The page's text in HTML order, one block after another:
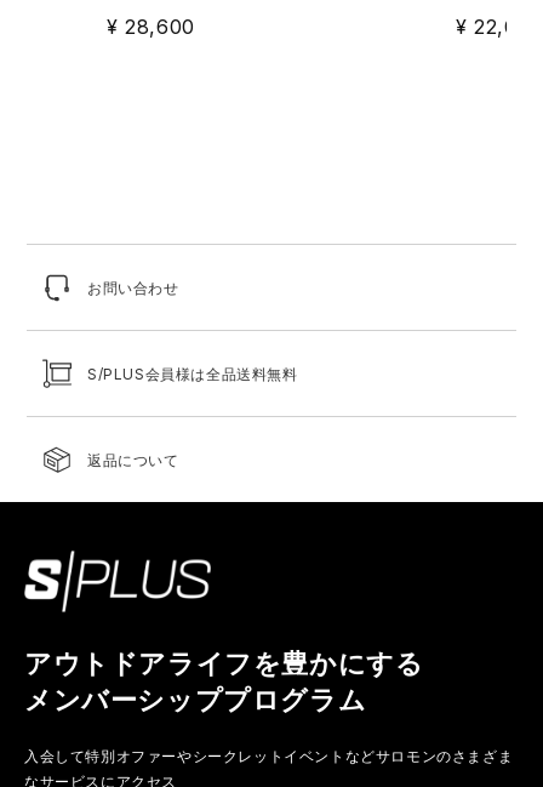
¥ 28,600
¥ 22,000
お問い合わせ
S/PLUS会員様は全品送料無料
返品について
アウトドアライフを豊かにする
メンバーシッププログラム
入会して特別オファーやシークレットイベントなどサロモンのさまざま
なサービスにアクセス